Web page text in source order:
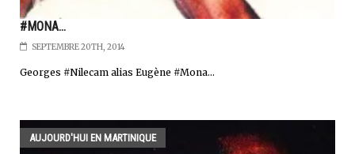
#MONA...
SEPTEMBRE 20TH, 2014
Georges #Nilecam alias Eugène #Mona...
AUJOURD'HUI EN MARTINIQUE